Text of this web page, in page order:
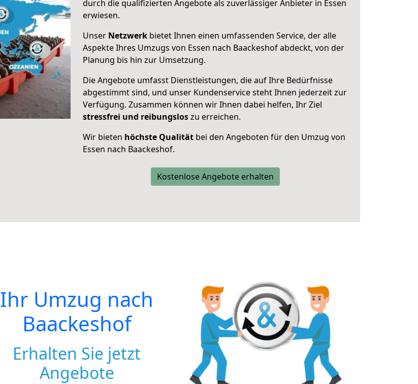
durch die qualifizierten Angebote als zuverlässiger Anbieter in Essen
erwiesen.
Unser Netzwerk bietet Ihnen einen umfassenden Service, der alle
Aspekte Ihres Umzugs von Essen nach Baackeshof abdeckt, von der
Planung bis hin zur Umsetzung.
Die Angebote umfasst Dienstleistungen, die auf Ihre Bedürfnisse
abgestimmt sind, und unser Kundenservice steht Ihnen jederzeit zur
Verfügung. Zusammen können wir Ihnen dabei helfen, Ihr Ziel
stressfrei und reibungsloszu erreichen.
Wir bieten höchste Qualität bei den Angeboten für den Umzug von
Essen nach Baackeshof.
Kostenlose Angebote erhalten
Ihr Umzug nach
Baackeshof
Erhalten Sie jetzt
Angebote